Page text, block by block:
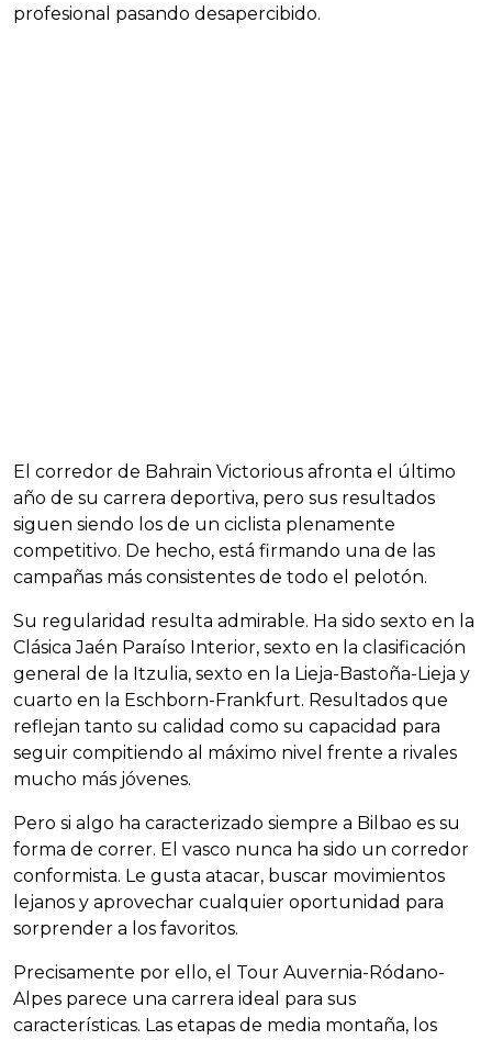
profesional pasando desapercibido.
El corredor de Bahrain Victorious afronta el último
año de su carrera deportiva, pero sus resultados
siguen siendo los de un ciclista plenamente
competitivo. De hecho, está firmando una de las
campañas más consistentes de todo el pelotón.
Su regularidad resulta admirable. Ha sido sexto en la
Clásica Jaén Paraíso Interior, sexto en la clasificación
general de la Itzulia, sexto en la Lieja-Bastoña-Lieja y
cuarto en la Eschborn-Frankfurt. Resultados que
reflejan tanto su calidad como su capacidad para
seguir compitiendo al máximo nivel frente a rivales
mucho más jóvenes.
Pero si algo ha caracterizado siempre a Bilbao es su
forma de correr. El vasco nunca ha sido un corredor
conformista. Le gusta atacar, buscar movimientos
lejanos y aprovechar cualquier oportunidad para
sorprender a los favoritos.
Precisamente por ello, el Tour Auvernia-Ródano-
Alpes parece una carrera ideal para sus
características. Las etapas de media montaña, los